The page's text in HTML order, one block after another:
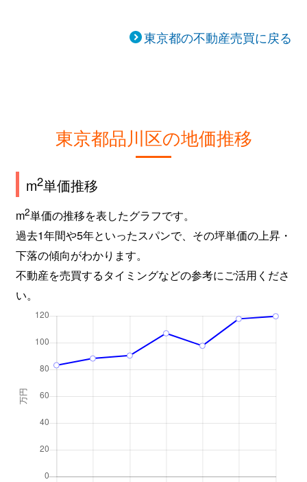
東京都の不動産売買に戻る
東京都品川区の地価推移
m2単価推移
m2単価の推移を表したグラフです。
過去1年間や5年といったスパンで、その坪単価の上昇・
下落の傾向がわかります。
不動産を売買するタイミングなどの参考にご活用くださ
い。